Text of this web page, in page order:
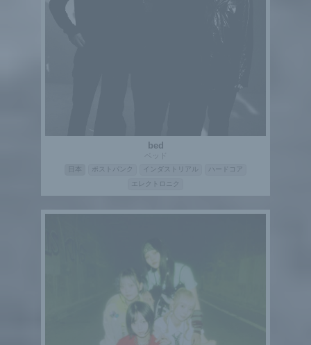
bed
ベッド
ポストパンク インダストリアル
ハードコア
エレクトロニク